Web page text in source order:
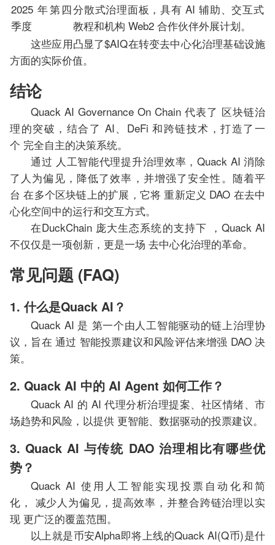
2025 年第四
季度
分散式治理面板，具有 AI 辅助、交互式
教程和机构 Web2 合作伙伴外展计划。
这些应用凸显了$AIQ在转变去中心化治理基础设施
方面的实际价值。
结论
Quack AI Governance On Chain 代表了 区块链治
理的突破，结合了 AI、DeFi 和跨链技术，打造了一
个 完全自主的决策系统。
通过 人工智能代理提升治理效率，Quack AI 消除
了人为偏见，降低了效率，并增强了安全性。随着平
台 在多个区块链上的扩展，它将 重新定义 DAO 在去中
心化空间中的运行和交互方式。
在DuckChain 庞大生态系统的支持下 ，Quack AI
不仅仅是一项创新，更是一场 去中心化治理的革命。
常见问题 (FAQ)
1. 什么是Quack AI？
Quack AI 是 第一个由人工智能驱动的链上治理协
议，旨在 通过 智能投票建议和风险评估来增强 DAO 决
策。
2. Quack AI 中的 AI Agent 如何工作？
Quack AI 的 AI 代理分析治理提案、社区情绪、市
场趋势和风险，以提供 更智能、数据驱动的投票建议。
3. Quack AI 与传统 DAO 治理相比有哪些优
势？
Quack AI 使用人工智能实现投票自动化和简
化， 减少人为偏见，提高效率，并整合跨链治理以实
现 更广泛的覆盖范围。
以上就是币安Alpha即将上线的Quack AI(Q币)是什